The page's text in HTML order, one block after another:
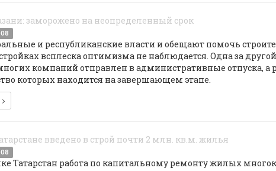
заморожено на неопределенный срок
и республиканские власти и обещают помочь
всплеска оптимизма не наблюдается. Одна за
компаний отправлен в административные отпуска, а
которых находится на завершающем этапе.
введено в строй почти 2 млн. кв.м. жилья
Татарстан работа по капитальному ремонту жилых